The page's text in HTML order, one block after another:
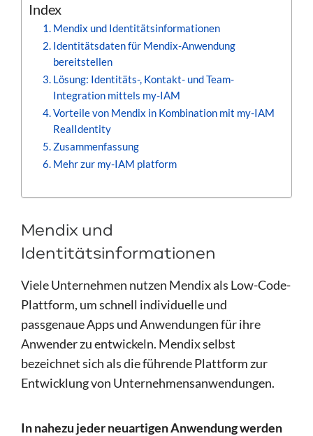
Index
Mendix und Identitätsinformationen
Identitätsdaten für Mendix-Anwendung
bereitstellen
Lösung: Identitäts-, Kontakt- und Team-
Integration mittels my-IAM
Vorteile von Mendix in Kombination mit my-IAM
RealIdentity
Zusammenfassung
Mehr zur my-IAM platform
Mendix und
Identitätsinformationen
Viele Unternehmen nutzen Mendix als Low-Code-
Plattform, um schnell individuelle und
passgenaue Apps und Anwendungen für ihre
Anwender zu entwickeln. Mendix selbst
bezeichnet sich als die führende Plattform zur
Entwicklung von Unternehmensanwendungen.
In nahezu jeder neuartigen Anwendung werden